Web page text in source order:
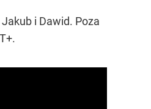
i Dawid. Poza